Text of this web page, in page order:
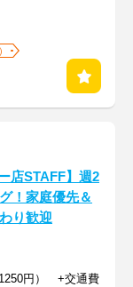
店STAFF】週2
！家庭優先＆
り歓迎
円） +交通費